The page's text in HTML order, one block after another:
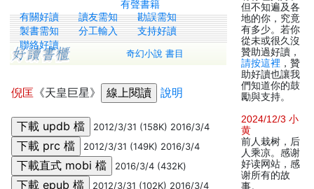
有聲書籍
有關好讀 讀友需知
勘誤需知
製書需知
分工輸入
支持好讀
聯絡好讀
奇幻小說 書目
倪匡 《天皇巨星》 說明
2012/3/31 (158K) 2016/3/4
2012/3/31 (149K) 2016/3/4
2016/3/4 (432K)
2012/3/31 (102K) 2016/3/4
但不知遍及各
地的你，究竟
有多少。若你
從未或很久沒
贊助過好讀，
請按這裡 ，贊
助好讀也讓我
們知道你的鼓
勵與支持。
2024/12/3 小
黄
前人栽树，后
人乘凉。感谢
好读网站，感
谢所有的故
事。